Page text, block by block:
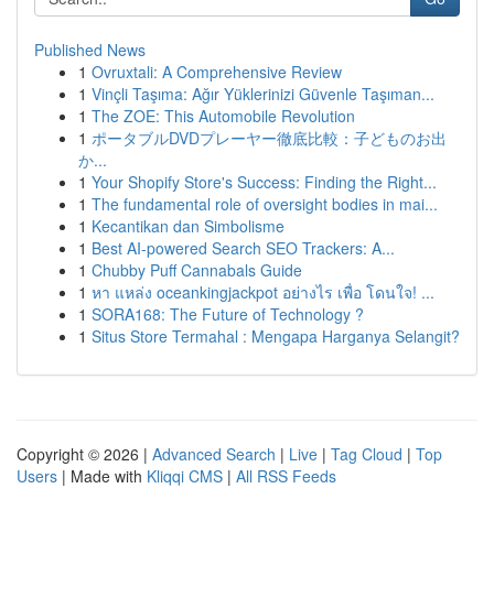
Published News
1 Ovruxtali: A Comprehensive Review
1 Vinçli Taşıma: Ağır Yüklerinizi Güvenle Taşıman...
1 The ZOE: This Automobile Revolution
1 ポータブルDVDプレーヤー徹底比較：子どものお出
か...
1 Your Shopify Store's Success: Finding the Right...
1 The fundamental role of oversight bodies in mai...
1 Kecantikan dan Simbolisme
1 Best AI-powered Search SEO Trackers: A...
1 Chubby Puff Cannabals Guide
1 หา แหล่ง oceankingjackpot อย่างไร เพื่อ โดนใจ! ...
1 SORA168: The Future of Technology ?
1 Situs Store Termahal : Mengapa Harganya Selangit?
Copyright © 2026 | Advanced Search | Live | Tag Cloud | Top
Users | Made with Kliqqi CMS | All RSS Feeds